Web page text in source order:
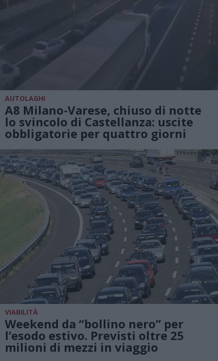
AUTOLAGHI
A8 Milano-Varese, chiuso di notte
lo svincolo di Castellanza: uscite
obbligatorie per quattro giorni
VIABILITÀ
Weekend da “bollino nero” per
l’esodo estivo. Previsti oltre 25
milioni di mezzi in viaggio